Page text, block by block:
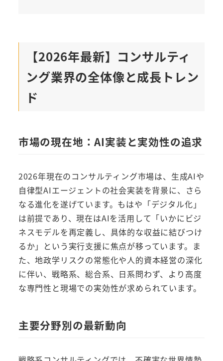
【2026年最新】コンサルティ
ング業界の全体像と成長トレン
ド
市場の現在地：AI実装と実効性の追求
2026年現在のコンサルティング市場は、生成AIや
自律型AIエージェントの社会実装を背景に、さら
なる進化を遂げています。もはや「デジタル化」
は前提であり、現在はAIを活用して「いかにビジ
ネスモデルを再定義し、具体的な収益に結びつけ
るか」という実行支援に焦点が移っています。ま
た、地政学リスクの常態化や人的資本経営の深化
に伴い、戦略系、総合系、日系問わず、より高度
な専門性と現場での実効性が求められています。
主要分野別の最新動向